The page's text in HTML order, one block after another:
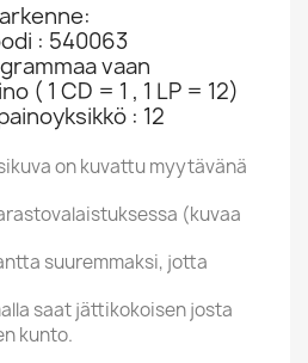
: 540063
vaan
( 1 CD = 1 , 1 LP = 12)
: 12
on kuvattu myytävänä
(kuvaa
suuremmaksi, jotta
saat jättikokoisen josta
kunto.